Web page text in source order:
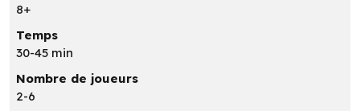
8+
Temps
30-45 min
Nombre de joueurs
2-6